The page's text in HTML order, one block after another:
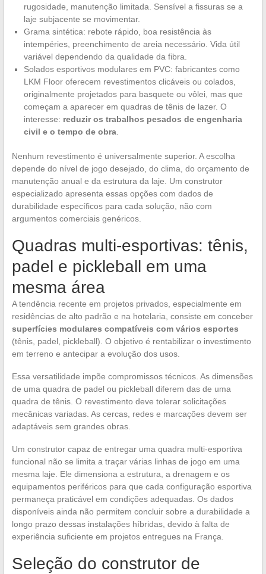
rugosidade, manutenção limitada. Sensível a fissuras se a
laje subjacente se movimentar.
Grama sintética: rebote rápido, boa resistência às
intempéries, preenchimento de areia necessário. Vida útil
variável dependendo da qualidade da fibra.
Solados esportivos modulares em PVC: fabricantes como
LKM Floor oferecem revestimentos clicáveis ou colados,
originalmente projetados para basquete ou vôlei, mas que
começam a aparecer em quadras de tênis de lazer. O
interesse: reduzir os trabalhos pesados de engenharia
civil e o tempo de obra.
Nenhum revestimento é universalmente superior. A escolha
depende do nível de jogo desejado, do clima, do orçamento de
manutenção anual e da estrutura da laje. Um construtor
especializado apresenta essas opções com dados de
durabilidade específicos para cada solução, não com
argumentos comerciais genéricos.
Quadras multi-esportivas: tênis,
padel e pickleball em uma
mesma área
A tendência recente em projetos privados, especialmente em
residências de alto padrão e na hotelaria, consiste em conceber
superfícies modulares compatíveis com vários esportes
(tênis, padel, pickleball). O objetivo é rentabilizar o investimento
em terreno e antecipar a evolução dos usos.
Essa versatilidade impõe compromissos técnicos. As dimensões
de uma quadra de padel ou pickleball diferem das de uma
quadra de tênis. O revestimento deve tolerar solicitações
mecânicas variadas. As cercas, redes e marcações devem ser
adaptáveis sem grandes obras.
Um construtor capaz de entregar uma quadra multi-esportiva
funcional não se limita a traçar várias linhas de jogo em uma
mesma laje. Ele dimensiona a estrutura, a drenagem e os
equipamentos periféricos para que cada configuração esportiva
permaneça praticável em condições adequadas. Os dados
disponíveis ainda não permitem concluir sobre a durabilidade a
longo prazo dessas instalações híbridas, devido à falta de
experiência suficiente em projetos entregues na França.
Seleção do construtor de